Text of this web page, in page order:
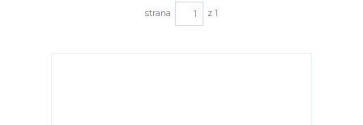
strana
z 1